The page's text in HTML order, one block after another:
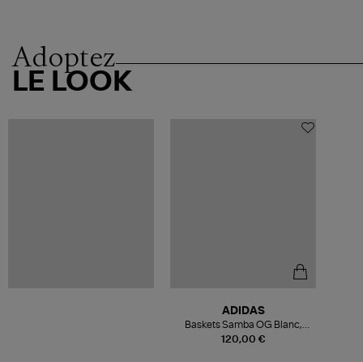
Adoptez
LE LOOK
120,00 €
ADIDAS
Baskets Samba OG Blanc,
Noir, Granite